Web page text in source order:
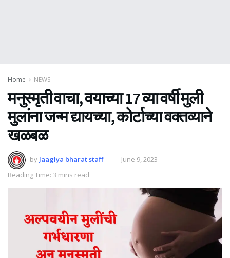
Home NEWS
मनुस्मृती वाचा, वयाच्या 17 व्या वर्षी मुली
मुलांना जन्म द्यायच्या, कोर्टाच्या वक्तव्याने
खळबळ
by Jaaglya bharat staff
June 9, 2023
Reading Time: 3 mins read